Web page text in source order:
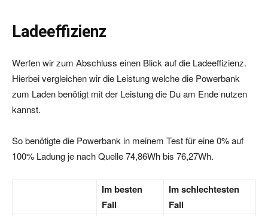
Ladeeffizienz
Werfen wir zum Abschluss einen Blick auf die Ladeeffizienz.
Hierbei vergleichen wir die Leistung welche die Powerbank
zum Laden benötigt mit der Leistung die Du am Ende nutzen
kannst.
So benötigte die Powerbank in meinem Test für eine 0% auf
100% Ladung je nach Quelle 74,86Wh bis 76,27Wh.
Im besten
Fall
Im schlechtesten
Fall